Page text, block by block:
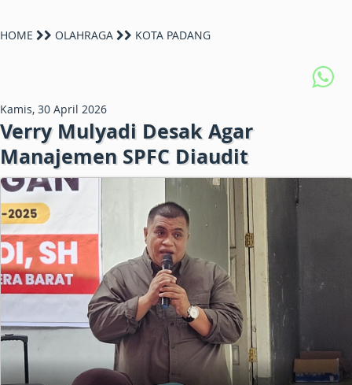
HOME OLAHRAGA KOTA PADANG
Kamis, 30 April 2026
Verry Mulyadi Desak Agar
Manajemen SPFC Diaudit